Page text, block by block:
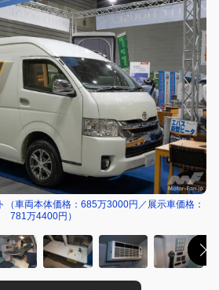
（車両本体価格：685万3000円／展示車価格：
781万4400円）